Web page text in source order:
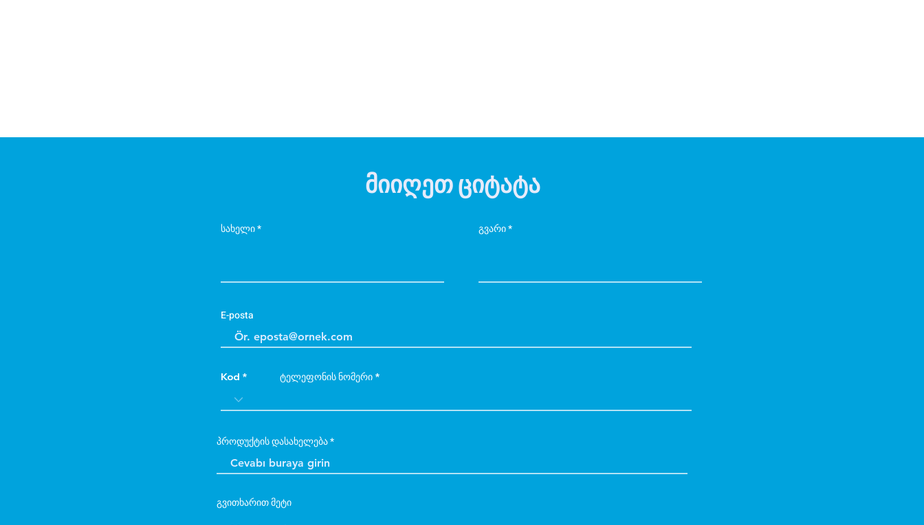
მიიღეთ ციტატა
სახელი გვარი
E-posta
Kod ტელეფონის ნომერი
პროდუქტის დასახელება
გვითხარით მეტი